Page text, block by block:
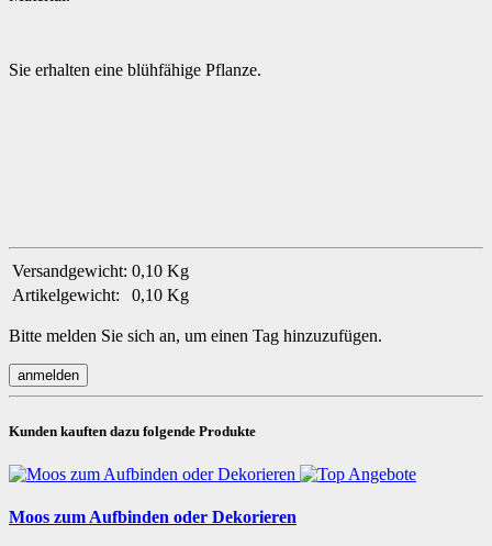
Sie erhalten eine blühfähige Pflanze.
Versandgewicht: 0,10 Kg
Artikelgewicht:
0,10 Kg
Bitte melden Sie sich an, um einen Tag hinzuzufügen.
Kunden kauften dazu folgende Produkte
Moos zum Aufbinden oder Dekorieren